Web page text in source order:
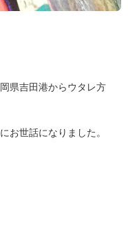
県吉田港からウタレ方
お世話になりました。